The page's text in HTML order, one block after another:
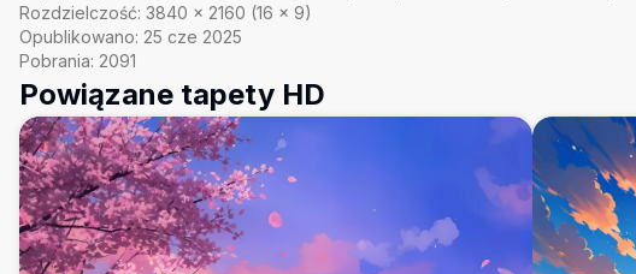
Rozdzielczość: 3840 × 2160 (16 × 9)
Opublikowano: 25 cze 2025
Pobrania: 2091
Powiązane tapety HD